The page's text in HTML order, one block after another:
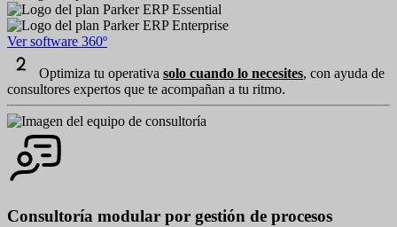
Ver software 360º
Optimiza tu operativa solo cuando lo necesites, con ayuda de
consultores expertos que te acompañan a tu ritmo.
Consultoría modular por gestión de procesos